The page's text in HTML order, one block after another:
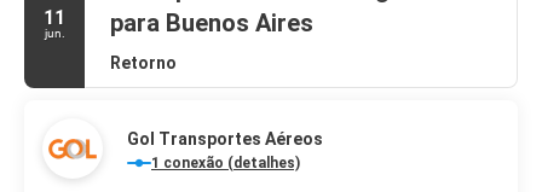
para bagagem. Estacionamento grátis sem manobrista está
11
jun.
para Buenos Aires
Retorno
Gol Transportes Aéreos
1 conexão (detalhes)